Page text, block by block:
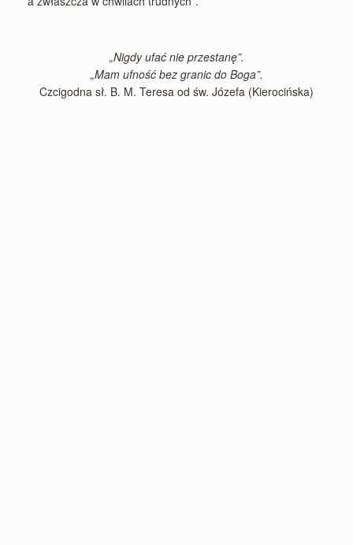
„Nigdy ufać nie przestanę”.
„Mam ufność bez granic do Boga”.
Czcigodna sł. B. M. Teresa od św. Józefa (Kierocińska)